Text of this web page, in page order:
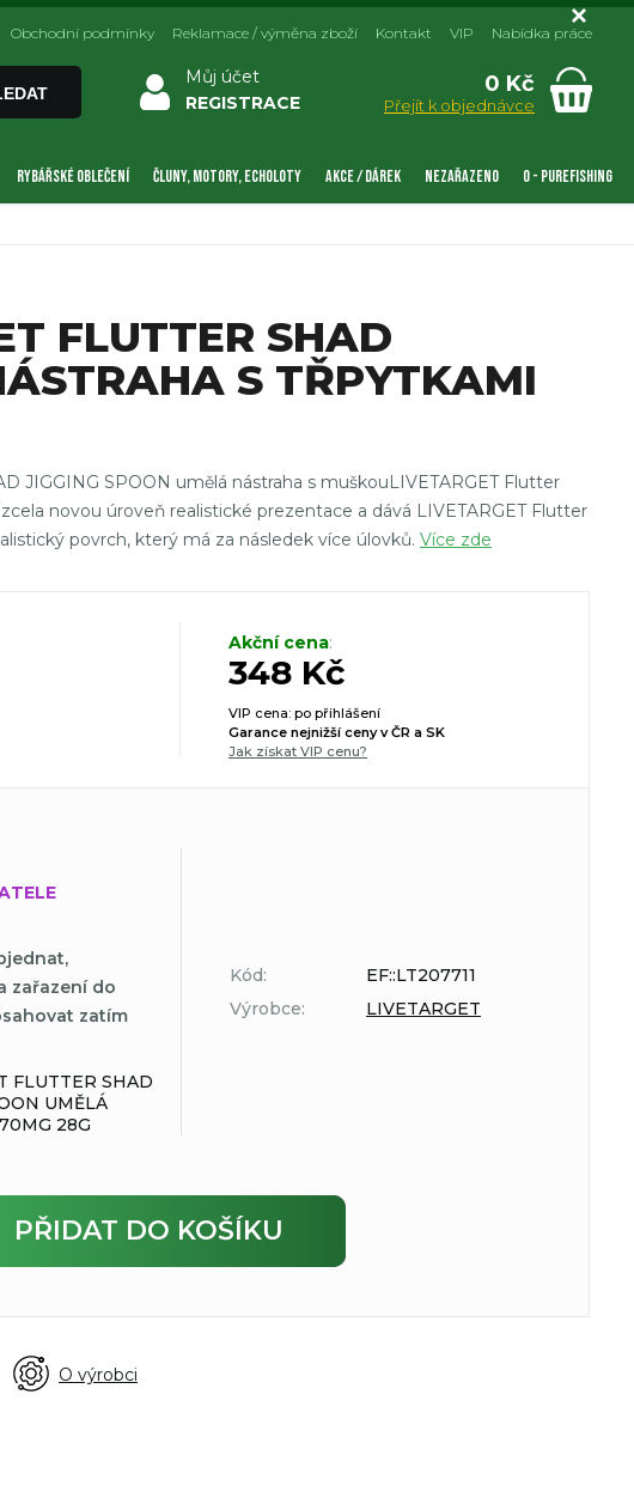
Můj účet
REGISTRACE
0 Kč
Přejít k objednávce
Obchodní podmínky Reklamace / výměna zboží Kontakt VIP Nabídka práce
RYBÁŘSKÉ OBLEČENÍ ČLUNY, MOTORY, ECHOLOTY AKCE / DÁREK NEZAŘAZENO 0 - PUREFISHING
FLUTTER SHAD
S TŘPYTKAMI
JIGGING SPOON umělá nástraha s muškouLIVETARGET Flutter
novou úroveň realistické prezentace a dává LIVETARGET Flutter
povrch, který má za následek více úlovků. Více zde
Akční cena:
348 Kč
VIP cena: po přihlášení
Garance nejnižší ceny v ČR a SK
Jak získat VIP cenu?
zařazení do
zatím
FLUTTER SHAD
UMĚLÁ
28G
Kód:
EF::LT207711
Výrobce:
LIVETARGET
PŘIDAT DO KOŠÍKU
O výrobci